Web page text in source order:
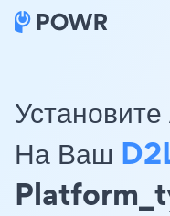
На Ваш